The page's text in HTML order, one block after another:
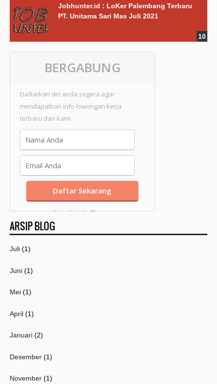
Jobhunter.id : LoKer Palembang Terbaru
PT. Unitama Sari Mas Juli 2021
BERGABUNG
Daftarkan diri anda segera agar
mendapatkan info lowongan kerja
terbaru dari kami
Template byKang
Mousir
ARSIP BLOG
Juli (1)
Juni (1)
Mei (1)
April (1)
Januari (2)
Desember (1)
November (1)